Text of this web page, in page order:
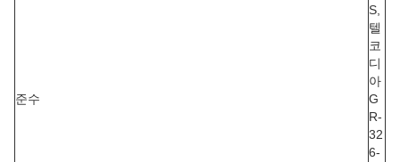
준수
S,
텔
코
디
아
G
R-
32
6-